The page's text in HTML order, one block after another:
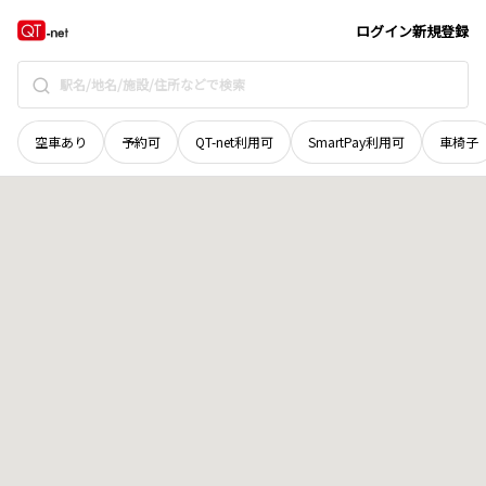
ログイン新規登録
空車あり 予約可 QT-net利用可 SmartPay利用可 車椅子
北海道